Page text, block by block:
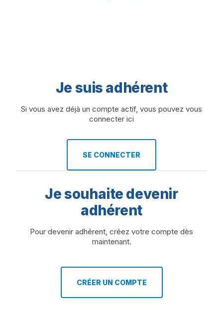
Je suis adhérent
Si vous avez déjà un compte actif, vous pouvez vous
connecter ici
SE CONNECTER
Je souhaite devenir
adhérent
Pour devenir adhérent, créez votre compte dès
maintenant.
CRÉER UN COMPTE